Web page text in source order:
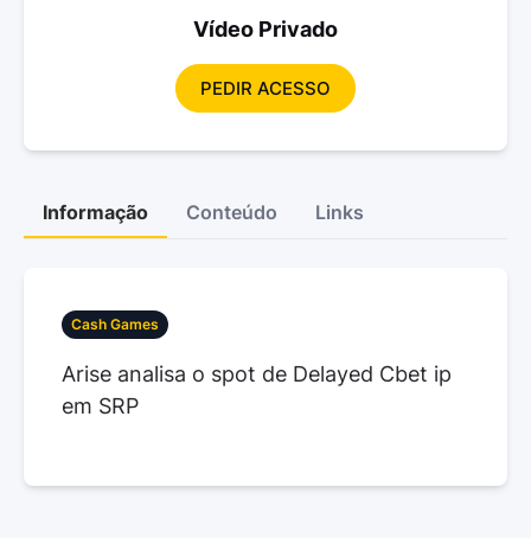
Vídeo Privado
PEDIR ACESSO
Informação Conteúdo Links
Cash Games
Arise analisa o spot de Delayed Cbet ip
em SRP